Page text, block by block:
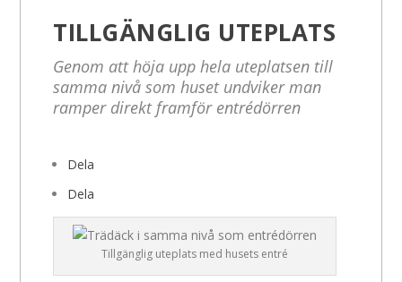
TILLGÄNGLIG UTEPLATS
Genom att höja upp hela uteplatsen till
samma nivå som huset undviker man
ramper direkt framför entrédörren
Dela
Dela
Tillgänglig uteplats med husets entré